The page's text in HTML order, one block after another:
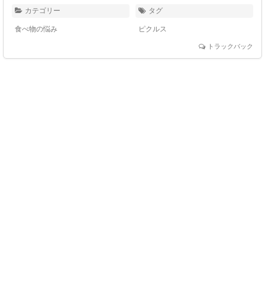
カテゴリー
食べ物の悩み
タグ
ピクルス
トラックバック